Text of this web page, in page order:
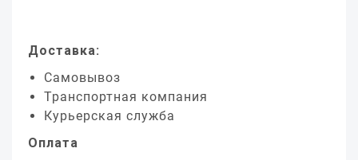
Доставка:
Самовывоз
Транспортная компания
Курьерская служба
Оплата